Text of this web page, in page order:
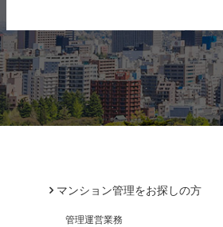
マンション管理をお探しの方
管理運営業務